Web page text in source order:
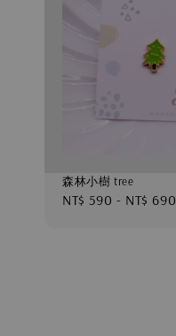
森林小樹 tree
Regular
NT$ 590 - NT$ 690